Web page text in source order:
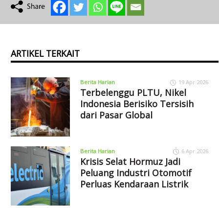
ARTIKEL TERKAIT
Berita Harian 19 Apr 2026
Terbelenggu PLTU, Nikel
Indonesia Berisiko Tersisih
dari Pasar Global
Berita Harian 6 Apr 2026
Krisis Selat Hormuz Jadi
Peluang Industri Otomotif
Perluas Kendaraan Listrik